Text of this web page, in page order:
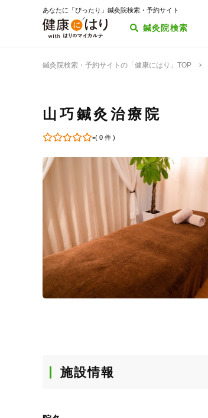
あなたに「ぴったり」鍼灸院検索・予約サイト
鍼灸院検索
鍼灸院検索・予約サイトの「健康にはり」TOP
山巧鍼灸治療院
-( 0 件)
施設情報